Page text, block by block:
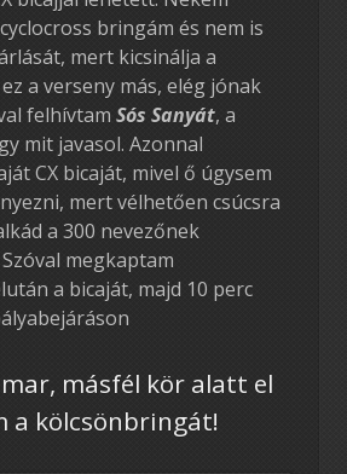
bringám és nem is
mert kicsinálja a
a verseny más, elég jónak
felhívtam Sós Sanyát, a
mit javasol. Azonnal
CX bicaját, mivel ő úgysem
mert vélhetően csúcsra
a 300 nevezőnek
megkaptam
a bicaját, majd 10 perc
másfél kör alatt el
a kölcsönbringát!